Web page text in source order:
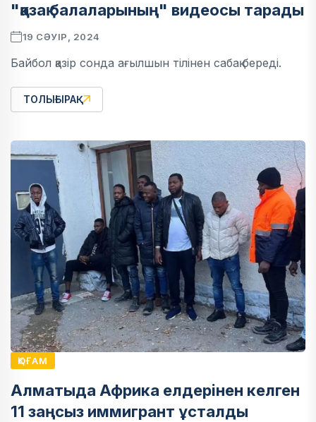
"қазақ балаларының" видеосы тарады
19 СӘУІР, 2024
Байбол қазір сонда ағылшын тілінен сабақ береді.
ТОЛЫҒЫРАҚ
ҚОҒАМ
Алматыда Африка елдерінен келген
11 заңсыз иммигрант ұсталды